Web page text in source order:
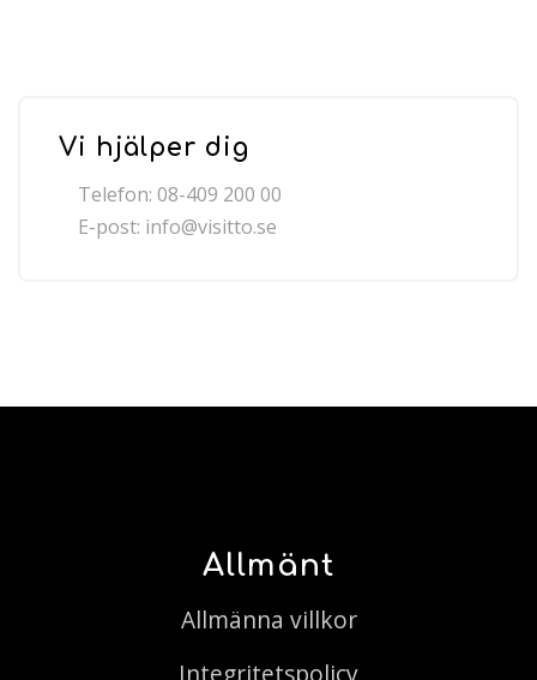
Vi hjälper dig
Telefon: 08-409 200 00
E-post: info@visitto.se
Allmänt
Allmänna villkor
Integritetspolicy